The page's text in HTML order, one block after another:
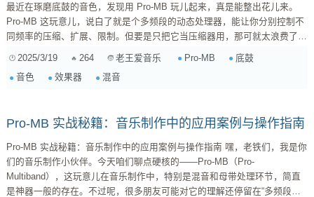
最近在琢磨底鼓的音色，发现用 Pro-MB 玩儿起来，真是能整出花儿来。
Pro-MB 这玩意儿，说白了就是个多频段的动态处理器，能让你分别控制不
同频率的压缩、扩展、限制。但要是只把它当压缩器用，那可就太浪费了！
的底鼓像打了鸡血一样，充满能量和个性！ 1. Pro-MB 基础知识回顾 在开
始之前，咱们先来简单回顾一下 Pro-MB 的基本操作。如果你是老司机，可
2025/3/19 264 老王爱音乐 Pro-MB
底鼓
音色
效果器 混音
Pro-MB 实战秘籍：音乐制作中的应用案例与操作指南
Pro-MB 实战秘籍：音乐制作中的应用案例与操作指南 嘿，老铁们，我是你
们的音乐制作小伙伴。今天咱们聊点硬核的——Pro-MB（Pro-
Multiband），这玩意儿在音乐制作中，特别是混音和母带处理环节，简直
是神器一般的存在。不过呢，很多朋友可能对它的理解还停留在“多频段压